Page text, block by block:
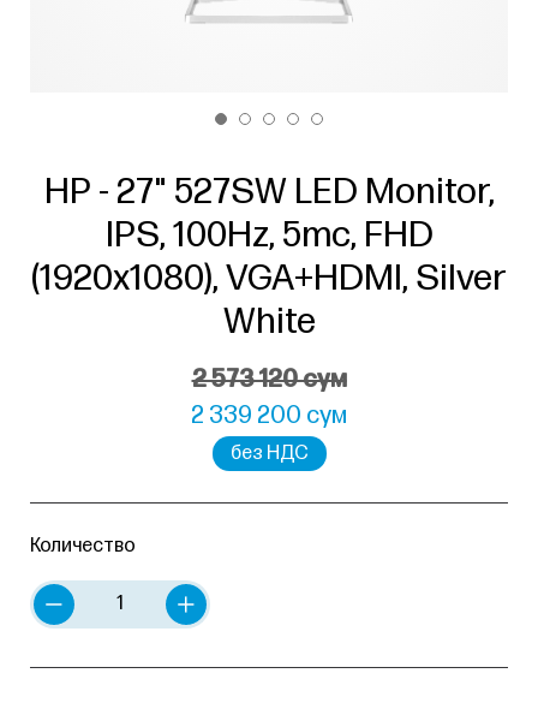
HP - 27" 527SW LED Monitor,
IPS, 100Hz, 5mc, FHD
(1920x1080), VGA+HDMI, Silver
White
2 573 120 сум
2 339 200 сум
без НДС
Количество